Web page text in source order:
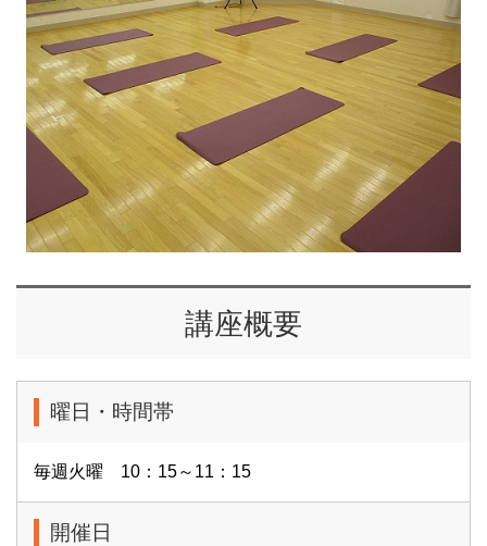
講座概要
曜日・時間帯
毎週火曜 10：15～11：15
開催日